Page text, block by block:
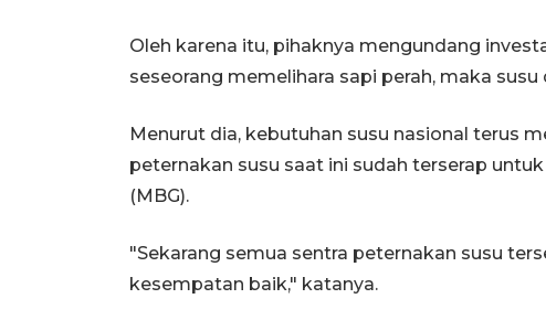
Oleh karena itu, pihaknya mengundang
seseorang memelihara sapi perah, maka
Menurut dia, kebutuhan susu nasional terus
peternakan susu saat ini sudah terserap
(MBG).
"Sekarang semua sentra peternakan susu
kesempatan baik," katanya.